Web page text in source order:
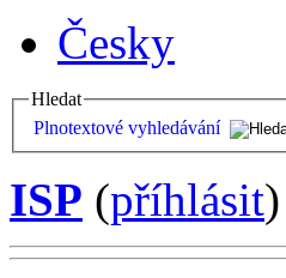
Česky
Hledat
Plnotextové vyhledávání
ISP (příhlásit)